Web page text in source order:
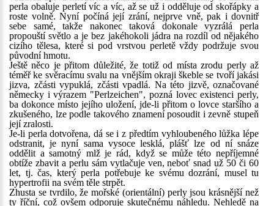
perla obaluje perletí víc a víc, až se už i odděluje od skořápky a
roste volně. Nyní počíná její zrání, nejprve vně, pak i dovnitř
sebe samé, takže nakonec taková dokonale vyzrálá perla
propouští světlo a je bez jakéhokoli jádra na rozdíl od nějakého
cizího tělesa, které si pod vrstvou perletě vždy podržuje svou
původní hmotu.
Ještě něco je přitom důležité, že totiž od místa zrodu perly až
téměř ke svěracímu svalu na vnějším okraji škeble se tvoří jakási
jizva, zčásti vypuklá, zčásti vpadlá. Na této jizvě, označované
německy i výrazem "Perlzeichen", pozná lovec existenci perly,
ba dokonce místo jejího uložení, jde-li přitom o lovce staršího a
zkušeného, lze podle takového znamení posoudit i zevně stupeň
její zralosti.
Je-li perla dotvořena, dá se i z předtím vyhloubeného lůžka lépe
odstranit, je nyní sama vysoce lesklá, plášť lze od ní snáze
oddělit a samotný mlž je rád, když se může této nepříjemné
obtíže zbavit a perlu sám vytlačuje ven, neboť snad už 50 či 60
let, tj. čas, který perla potřebuje ke svému dozrání, musel tu
hypertrofii na svém těle strpět.
Zhusta se tvrdilo, že mořské (orientální) perly jsou krásnější než
ty říční, což ovšem odporuje skutečnému náhledu. Nehledě na